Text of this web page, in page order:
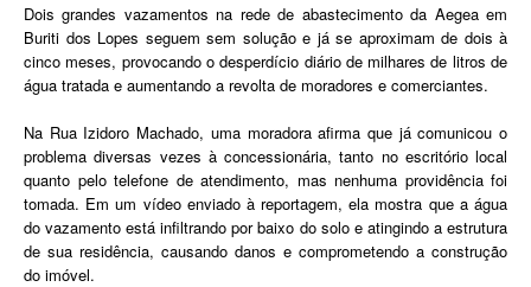
Dois grandes vazamentos na rede de abastecimento da Aegea em
Buriti dos Lopes seguem sem solução e já se aproximam de dois à
cinco meses, provocando o desperdício diário de milhares de litros de
água tratada e aumentando a revolta de moradores e comerciantes.
Na Rua Izidoro Machado, uma moradora afirma que já comunicou o
problema diversas vezes à concessionária, tanto no escritório local
quanto pelo telefone de atendimento, mas nenhuma providência foi
tomada. Em um vídeo enviado à reportagem, ela mostra que a água
do vazamento está infiltrando por baixo do solo e atingindo a estrutura
de sua residência, causando danos e comprometendo a construção
do imóvel.